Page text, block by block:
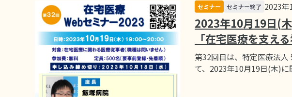
セミナー セミナー終了 2023
2023年10月19日(
「在宅医療を支え
第32回目は、特定医療法
て、2023年10月19日(木)に